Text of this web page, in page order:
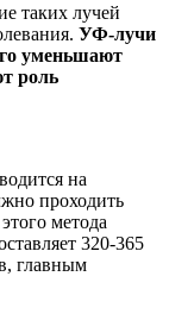
таких лучей
УФ-лучи
уменьшают
роль
на
проходить
метода
320-365
главным